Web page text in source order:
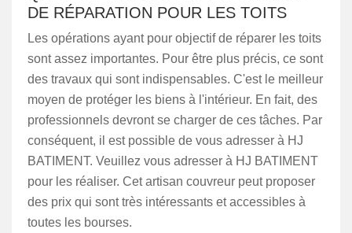
DE RÉPARATION POUR LES TOITS
Les opérations ayant pour objectif de réparer les toits
sont assez importantes. Pour être plus précis, ce sont
des travaux qui sont indispensables. C'est le meilleur
moyen de protéger les biens à l'intérieur. En fait, des
professionnels devront se charger de ces tâches. Par
conséquent, il est possible de vous adresser à HJ
BATIMENT. Veuillez vous adresser à HJ BATIMENT
pour les réaliser. Cet artisan couvreur peut proposer
des prix qui sont très intéressants et accessibles à
toutes les bourses.